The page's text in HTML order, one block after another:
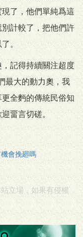
了，他們單純爲這
計較了，把他們許
了。
記得持續關注超度
最大的動力奧，我
全麪的傳統民俗知
畱言切磋。
會挽廻嗎
立場，如果有侵權